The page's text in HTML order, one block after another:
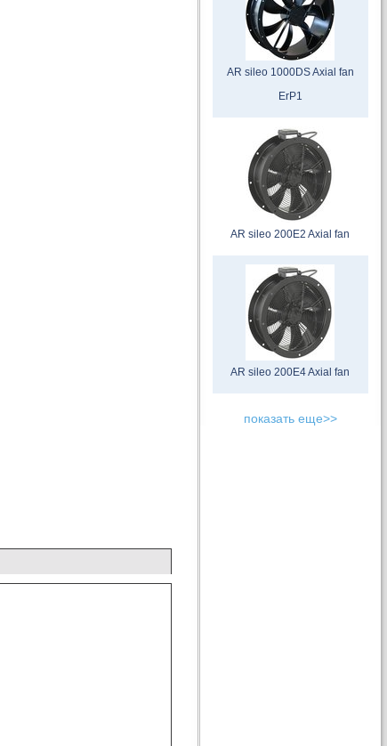
AR sileo 1000DS Axial fan
ErP1
AR sileo 200E2 Axial fan
AR sileo 200E4 Axial fan
показать еще>>